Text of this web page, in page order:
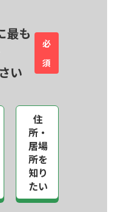
最も
い
必
須
住
所・
居場
所を
知り
たい